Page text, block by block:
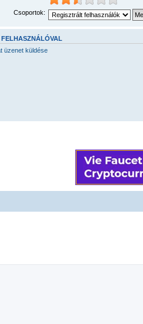
Csoportok:
üzenet küldése